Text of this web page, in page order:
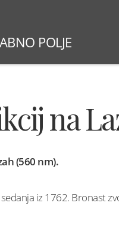
POLJE
na
(560 nm).
iz 1762. Bronast